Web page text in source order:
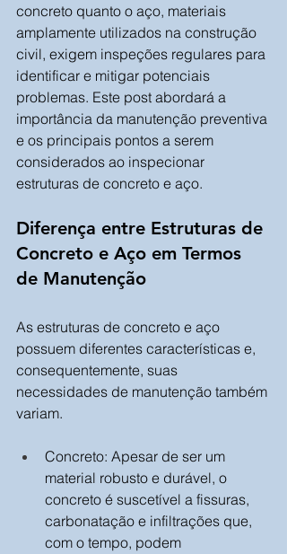
concreto quanto o aço, materiais
amplamente utilizados na construção
civil, exigem inspeções regulares para
identificar e mitigar potenciais
problemas. Este post abordará a
importância da manutenção preventiva
e os principais pontos a serem
considerados ao inspecionar
estruturas de concreto e aço.
Diferença entre Estruturas de
Concreto e Aço em Termos
de Manutenção
As estruturas de concreto e aço
possuem diferentes características e,
consequentemente, suas
necessidades de manutenção também
variam.
Concreto: Apesar de ser um
material robusto e durável, o
concreto é suscetível a fissuras,
carbonatação e infiltrações que,
com o tempo, podem